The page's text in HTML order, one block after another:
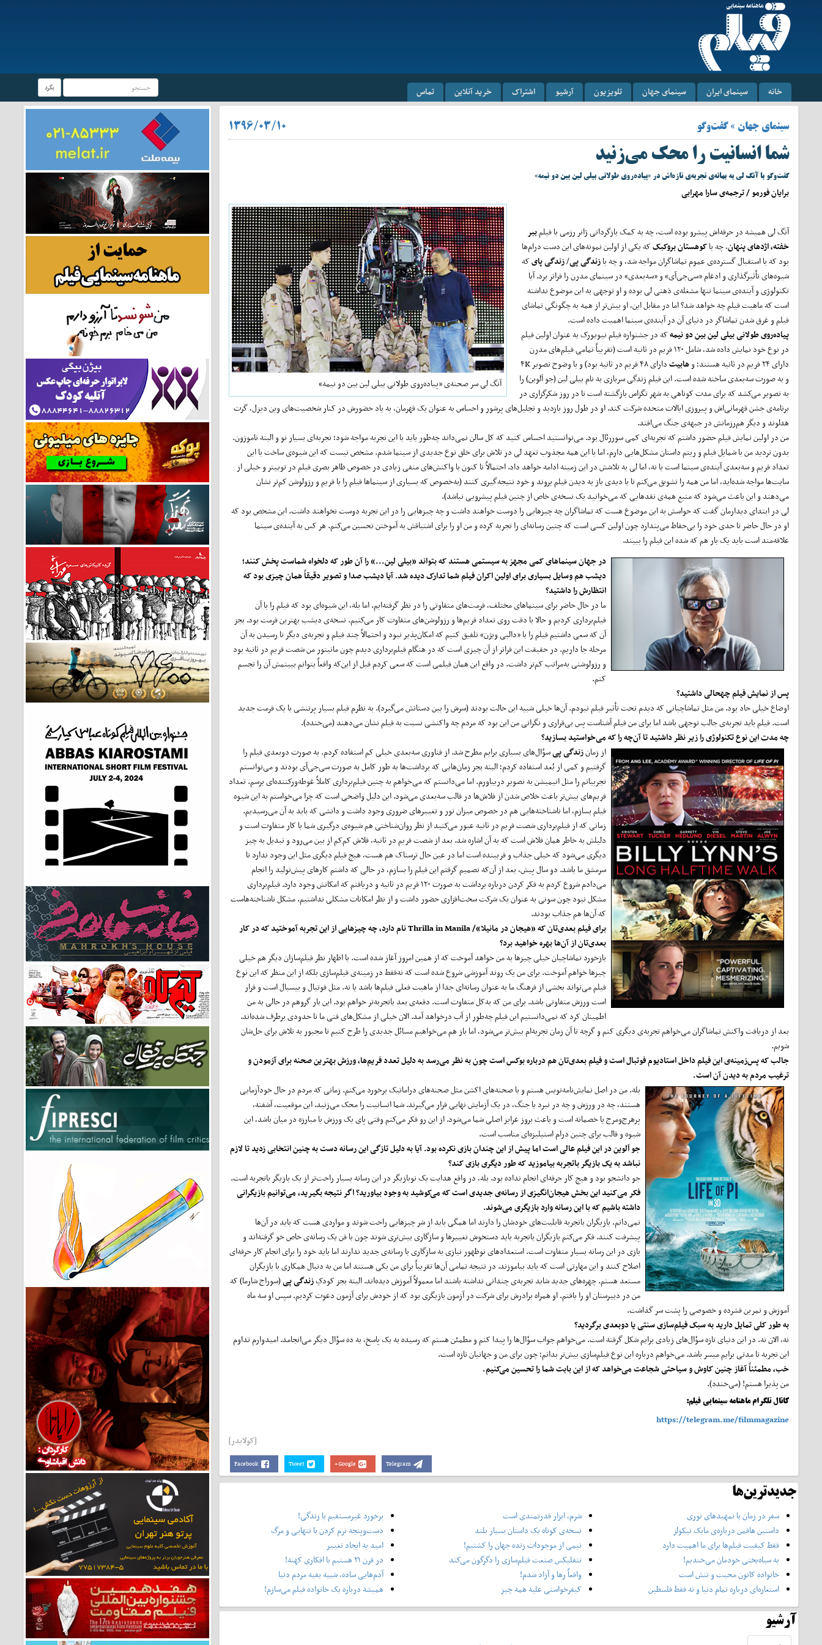
خانه سینمای ایران سینمای جهان تلویزیون آرشیو اشتراک خرید آنلاین تماس بگرد
سینمای جهان » گفت‌وگو ۱۳۹۶/۰۳/۱۰
شما انسانیت را محک می‌زنید
گفت‌وگو با آنگ لی به بهانه‌ی تجربه‌ی تازه‌اش در «پیاده‌روی طولانی بیلی لین بین دو نیمه»
برایان فورمو / ترجمه‌ی سارا مهرابی
آنگ لی سر صحنه‌ی «پیاده‌روی طولانی بیلی لین بین دو نیمه»
آنگ لی همیشه در حرفه‌اش پیشرو بوده است، چه به کمک بازگردانی ژانر رزمی با فیلمببر
خفته، اژدهای پنهان، چه باکوهستان بروکبککه یکی از اولین نمونه‌های این دست درام‌ها
بود که با استقبال گسترده‌ی عموم تماشاگران مواجه شد، و چه بازندگی پی/زندگی پایکه
شیوه‌های تأثیرگذاری و ادغام «سی‌جی‌آی» و «سه‌بعدی» در سینمای مدرن را فراتر ‌برد. آیا
تکنولوژی و آینده‌ی سینما تنها مشغله‌ی ذهنی لی بوده و او توجهی به این موضوع نداشته
است که ماهیت فیلم چه خواهد شد؟ اما در مقابل این، او بیش‌تر از همه به چگونگی تماشای
فیلم و غرق شدن تماشاگر در دنیای آن در آینده‌ی سینما اهمیت داده است.
پیادهروی طولانی بیلی لین بین دو نیمهکه در جشنواره فیلم نیویورک به عنوان اولین فیلم
در نوع خود نمایش داده شد، شامل ۱۲۰ فریم در ثانیه است (تقریباً تمامی فیلم‌های مدرن
دارای ۲۴ فریم در ثانیه هستند؛ و
هابیت
دارای ۴۸ فریم در ثانیه بود) و با وضوح تصویر ۴K
و به صورت سه‌بعدی ساخته شده است. این فیلم زندگی سربازی به نام بیلی لین (جو اَلوین) را
به تصویر می‌کشد که برای مدت کوتاهی به شهر تگزاس بازگشته است تا در روز شکرگزاری در
برنامه‌ی جشن قهرمانی‌اش و پیروزی ایالات متحده شرکت کند. او در طول روز بازدید و تجلیل‌های پرشور و احساس به عنوان یک قهرمان، به یاد حضورش در کنار شخصیت‌های وین دیزل، گرت
هدلوند و دیگر هم‌رزمانش در جبهه‌ی جنگ می‌افتد.
من در اولین نمایش فیلم حضور داشتم که تجربه‌ای کمی سوررئال بود. می‌توانستید احساس کنید که کل سالن نمی‌داند چه‌طور باید با این تجربه مواجه شود؛ تجربه‌ای بسیار نو و البته ناموزون.
بدون تردید من با شمایل فیلم و ریتم داستان مشکل‌هایی دارم، اما با این همه مجذوب تعهد لی در تلاش برای خلق نوع جدیدی از سینما شدم. مشخص نیست که این شیوه‌ی ساخت با این
تعداد فریم و سه‌بعدی آینده‌ی سینما است یا نه، اما لی به تلاشش در این زمینه ادامه خواهد داد. احتمالاً تا کنون با واکنش‌های منفی زیادی در خصوص ظاهر بصری فیلم در توییتر و خیلی از
سایت‌ها مواجه شده‌اید، اما من همه را تشویق می‌کنم تا با دیدی باز به دیدن فیلم بروند و خود نتیجه‌گیری کنند (به‌خصوص که بسیاری از سینماها فیلم را با فریم و رزولوشن کم‌تر نشان
می‌دهند و این باعث می‌شود که منبع همه‌ی نقدهایی که می‌خوانید یک نسخه‌ی خاص از چنین فیلم پیشرویی نباشد).
لی در ابتدای دیدارمان گفت که حواسش به این موضوع هست که تماشاگران چه چیزهایی را دوست خواهند داشت و چه چیزهایی را در این تجربه دوست نخواهند داشت. این مشخص بود که
او در حال حاضر تا حدی خود را بی‌حفاظ می‌پندارد چون اولین کسی است که چنین رسانه‌ای را تجربه کرده و من او را برای اشتیاقش به آموختن تحسین می‌کنم. هر کس به آینده‌ی سینما
علاقه‌مند است باید یک بار هم که شده این فیلم را ببیند.
در جهان سینماهای کمی مجهز به سیستمی هستند که بتواند «بیلی لین...» را آن طور که دلخواه شماست پخش کنند؛
دیشب هم وسایل بسیاری برای اولین اکران فیلم شما تدارک دیده شد. آیا دیشب صدا و تصویر دقیقاً همان چیزی بود که
انتظارش را داشتید؟
ما در حال حاضر برای سینماهای مختلف، فرمت‌های متفاوتی را در نظر گرفته‌ایم. اما بله، این شیوه‌ای بود که فیلم را با آن
فیلم‌برداری کردیم و حالا با دقت روی تعداد فریم‌ها و رزولوشن‌های متفاوت کار می‌کنیم. نسخه‌ی دیشب بهترین فرمت بود. بجز
آن که سعی داشتیم فیلم را با «دالبی ویژن» تلفیق کنیم که امکان‌پذیر نبود و احتمالاً چند فیلم و تجربه‌ی دیگر تا رسیدن به آن
مرحله جا داریم. در حقیقت این فراتر از آن چیزی است که در هنگام فیلم‌برداری دیدم چون مانیتور من شصت فریم در ثانیه بود
و رزولوشنی به‌مراتب کم‌تر داشت. در واقع این همان فیلمی است که سعی کردم قبل از این‌که واقعاً بتوانم ببینمش آن را تجسم
کنم.
پس از نمایش فیلم چهحالی داشتید؟
اوضاع خیلی حاد بود. من مثل تماشاچیانی که دیدم تحت تأثیر فیلم نبودم. آن‌ها خیلی شبیه این حالت بودند (سرش را بین دستانش می‌گیرد). به نظرم فیلم بسیار پرتنشی با یک فرمت جدید
است. فیلم باید تجربه‌ی جالب توجهی باشد اما برای من فیلم آشناست پس بی‌قراری و نگرانی من این بود که مردم چه واکنشی نسبت به فیلم نشان می‌دهند (می‌خندد).
چه مدت این نوع تکنولوژی را زیر نظر داشتید تا آن‌چه را که میخواستید بسازید؟
از زمانزندگی پیسؤال‌های بسیاری برایم مطرح شد. از فناوری سه‌بعدی خیلی کم استفاده کردم. به صورت دوبعدی فیلم را
گرفتیم و کمی از بُعد استفاده کردم؛ البته بجز زمان‌هایی که برداشت‌ها به طور کامل به صورت سی‌جی‌آی ‌بودند و می‌توانستم
تجربیاتم را مثل انیمیشن به تصویر دربیاورم. اما می‌دانستم که می‌خواهم به چنین فیلم‌برداری کاملاً غوطه‌ورکننده‌ای برسم. تعداد
فریم‌های بیش‌تر باعث خلاص شدن از فلاش‌ها در قالب سه‌بعدی می‌شود. این دلیل واضحی است که چرا می‌خواستم به این شیوه
فیلم بسازم، اما ناشناخته‌هایی هم در خصوص میزان نور و تغییرهای ضروری وجود داشت و دانشی که باید به آن می‌رسیدیم.
زمانی که از فیلم‌برداری شصت فریم در ثانیه عبور می‌کنید از نظر روان‌شناختی هم شیوه‌ی درگیری شما با کار متفاوت است و
دلیلش به خاطر همان فلاش‌ است که به آن اشاره شد. بعد از شصت فریم در ثانیه، فلاش کم‌کم از بین می‌رود و تبدیل به چیز
دیگری می‌شود که خیلی جذاب و فریبنده است اما در عین حال ترسناک هم هست، هیچ فیلم دیگری مثل این وجود ندارد تا
سرمشق ما باشد. دو سال پیش، بعد از آن‌که تصمیم گرفتم این فیلم را بسازم، در حالی که داشتم کارهای پیش‌تولید را انجام
می‌دادم شروع کردم به فکر کردن درباره برداشت به صورت ۱۲۰ فریم در ثانیه و دریافتم که امکانش وجود دارد. فیلم‌برداری
مشکل نبود چون سونی به عنوان یک شرکت سخت‌افزاری حضور داشت و از نظر امکانات مشکلی نداشتیم. مشکل ناشناخته‌هاست
که آن‌ها هم جذاب بودند.
برای فیلم بعدیتان که «هیجان در مانیلا»/Thrilla in Manilaنام دارد، چه چیزهایی از این تجربه آموختید که در کار
بعدی‌تان از آن‌ها بهره خواهید برد؟
بازخورد تماشاچیان خیلی چیزها به من خواهد آموخت که از همین امروز آغاز شده است. با اظهار نظر فیلم‌سازان دیگر هم خیلی
چیزها خواهم آموخت. برای من یک روند آموزشی شروع شده است که نه‌فقط در زمینه‌ی فیلم‌سازی بلکه از این منظر که این نوع
فیلم می‌تواند بخشی از فرهنگ ما به عنوان رسانه‌ای جدا از ماهیت فعلی فیلم‌ها باشد یا نه. مثل فوتبال و بیسبال است و قرار
است ورزش متفاوتی باشد. برای من که به‌کل متفاوت است. دفعه‌ی بعد باتجربه‌تر خواهم بود. این بار گروهم در حالی به من
اطمینان کرد که نمی‌دانستیم این فیلم چه‌طور از آب درخواهد آمد. الان خیلی از مشکل‌های فنی ما تا حدودی برطرف شده‌اند.
بعد از دریافت واکنش تماشاگران می‌خواهم تجربه‌ی دیگری کنم و گرچه تا آن زمان تجربه‌ام بیش‌تر می‌شود، اما باز هم می‌خواهیم مسائل جدیدی را طرح کنیم تا مجبور به تلاش برای حل‌شان
شویم.
جالب که پسزمینهی این فیلم داخل استادیوم فوتبال است و فیلم بعدی‌تان هم درباره بوکس است چون به نظر می‌رسد به دلیل تعدد فریم‌ها، ورزش بهترین صحنه برای آزمودن و
ترغیب مردم به دیدن آن است.
بله. من در اصل نمایش‌نامه‌نویس هستم و با صحنه‌های اکشن مثل صحنه‌های دراماتیک برخورد می‌کنم. زمانی که مردم در حالخودآزمایی
هستند، چه در ورزش و چه در نبرد یا جنگ، در یک آزمایش نهایی قرار می‌گیرند. شما انسانیت را محک می‌زنید. این موقعیت، آشفته،
پرهرج‌ومرج یا خصمانه است و باعث بروز غرایز اصلی شما می‌شود. از این رو فکر می‌کنم وقتی پای یک ورزش یا مبارزه در میان باشد، این
شیوه و قالب برای چنین درام استیلیزه‌ای مناسب است.
جو اَلوین در این فیلم عالی است اما پیش از این چندان بازی نکرده بود. آیا به دلیل تازگی این رسانه دست به چنین انتخابی زدید تا لازم
نباشد به یک بازیگر باتجربه بیاموزید که طور دیگری بازی کند؟
جو دانشجو بود و هیچ کار حرفه‌ای انجام نداده بود. بله، در واقع هدایت یک نوبازیگر در این رسانه بسیار راحت‌تر از یک بازیگر باتجربه است.
فکر میکنید این بخش هیجان‌انگیزی از رسانهی جدیدی است که می‌کوشید به وجود بیاورید؟ اگر نتیجه بگیرید، می‌توانیم بازیگرانی
داشته باشیم که با این رسانه وارد بازیگری می‌شوند.
نمی‌دانم. بازیگران باتجربه قابلیت‌های خودشان را دارند اما همگی باید از شر چیزهایی راحت شوند و مواردی هست که باید در آن‌ها
پیشرفت کنند. فکر می‌کنم بازیگران باتجربه باید دستخوش تغییرها و سازگاری بیش‌تری شوند چون با فن یک رسانه‌ی خاص خو گرفته‌اند و
بازی در این رسانه بسیار متفاوت است. استعدادهای نوظهور نیازی به سازگاری با رسانه‌ی جدید ندارند اما باید خود را برای انجام کار حرفه‌ای
اصلاح کنند و این مهارتی است که باید بیاموزند. در نتیجه تمامی آن‌ها تقریباً برای من یکی هستند اما من به دنبال همکاری با بازیگران
مستعد هستم. چهره‌های جدید شاید تجربه‌ی چندانی نداشته باشند اما معمولاً آموزش دیده‌اند. البته بجز کودکِزندگی پی(سوراج شارما) که
من در دبیرستان او را یافتم. او همراه برادرش برای شرکت در آزمون بازیگری بود که از خودش برای آزمون دعوت کردیم. سپس او سه ماه
آموزش و تمرین فشرده و خصوصی را پشت سر گذاشت.
به طور کلی تمایل دارید به سبک فیلمسازی سنتی یا دوبعدی برگردید؟
نه، الان نه. در این دنیای تازه سؤال‌های زیادی برایم شکل گرفته است. می‌خواهم جواب سؤال‌ها را پیدا کنم و مطمئن هستم که رسیده به یک پاسخ، به ده سؤال دیگر می‌انجامد. امیدوارم تداوم
این تجربه تا مدتی برایم میسر باشد. می‌خواهم درباره این نوع فیلم‌سازی بیش‌تر بدانم؛ چون برای من و جهانیان تازه است.
خب، مطمئناً آغاز چنین کاوش و سیاحتی شجاعت می‌خواهد که از این بابت شما را تحسین می‌کنیم.
من پذیرا هستم! (می‌خندد).
کانال تلگرام ماهنامه سینمایی فیلم:
https://telegram.me/filmmagazine
[کولایدر]
Facebook Tweet Google+ Telegram
جدیدترین‌ها
سفر در زمان با تمهیدهای نوری
داستین هافمن درباره‌ی مایک نیکولز
فقط کیفیت فیلم‌ها برای ما اهمیت دارد
به سیاه‌بختی خودمان می‌خندیم!
خانواده کانون محبت و تنش است
استعاره‌ای درباره تمام دنیا و نه فقط فلسطین
شرم، ابزار قدرتمندی است
نسخه‌ی کوتاه یک داستان بسیار بلند
نیمی از موجودات زنده جهان را کشتیم!
نتفلیکس صنعت فیلم‌سازی را دگرگون می‌کند
واقعاً رها و آزاد شدم!
کیفرخواستی علیه همه چیز
برخورد غیرمستقیم با زندگی!
دست‌وپنجه نرم کردن با تنهایی و مرگ
امید به ایجاد تغییر
در قرن ۲۱ هستیم با افکاری کهنه!
آدم‌هایی ساده، شبیه بقیه مردم دنیا
همیشه درباره یک خانواده فیلم می‌سازم!
آرشیو